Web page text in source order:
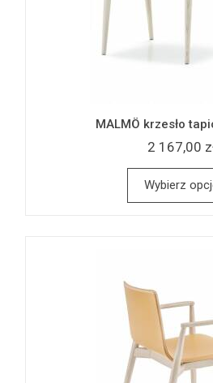
MALMÖ krzesło
2 167,00
Wybierz